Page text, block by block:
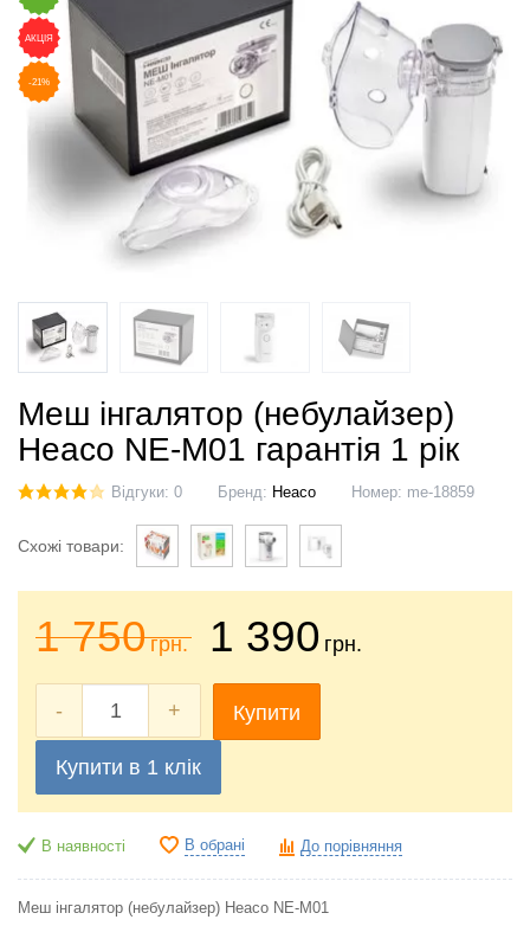
АКЦІЯ
-21%
Меш інгалятор (небулайзер)
Heaco NE-M01 гарантія 1 рік
Відгуки: 0 Бренд: Heaco Номер: me-18859
Схожі товари:
1 750грн. 1 390 грн.
- + Купити
Купити в 1 клік
В наявності В обрані До порівняння
Меш інгалятор (небулайзер) Heaco NE-M01